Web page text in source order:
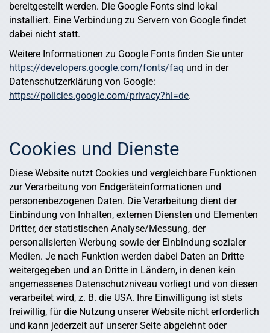
bereitgestellt werden. Die Google Fonts sind lokal
installiert. Eine Verbindung zu Servern von Google findet
dabei nicht statt.
Weitere Informationen zu Google Fonts finden Sie unter
https://developers.google.com/fonts/faq und in der
Datenschutzerklärung von Google:
https://policies.google.com/privacy?hl=de.
Cookies und Dienste
Diese Website nutzt Cookies und vergleichbare Funktionen
zur Verarbeitung von Endgeräteinformationen und
personenbezogenen Daten. Die Verarbeitung dient der
Einbindung von Inhalten, externen Diensten und Elementen
Dritter, der statistischen Analyse/Messung, der
personalisierten Werbung sowie der Einbindung sozialer
Medien. Je nach Funktion werden dabei Daten an Dritte
weitergegeben und an Dritte in Ländern, in denen kein
angemessenes Datenschutzniveau vorliegt und von diesen
verarbeitet wird, z. B. die USA. Ihre Einwilligung ist stets
freiwillig, für die Nutzung unserer Website nicht erforderlich
und kann jederzeit auf unserer Seite abgelehnt oder